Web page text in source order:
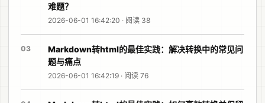
难题？
2026-06-01 16:42:20 · 阅读 38
03
Markdown转html的最佳实践：解决转换中的常见问
题与痛点
2026-06-01 16:42:19 · 阅读 76